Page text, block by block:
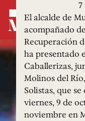
7
El alcalde de
acompañado
Recuperación
ha presentado
Caballerizas,
Molinos del
Solistas, que
viernes, 9 de
noviembre en